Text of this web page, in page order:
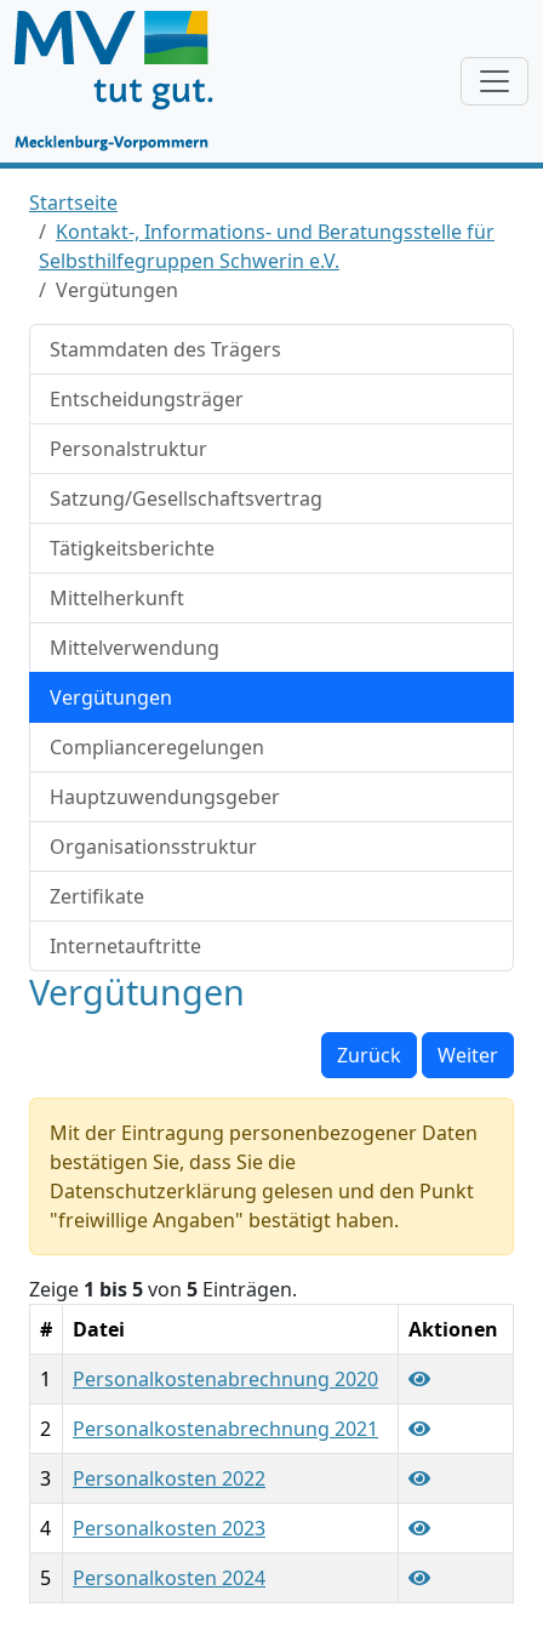
Startseite
Kontakt-, Informations- und Beratungsstelle für
Selbsthilfegruppen Schwerin e.V.
Vergütungen
Stammdaten des Trägers
Entscheidungsträger
Personalstruktur
Satzung/Gesellschaftsvertrag
Tätigkeitsberichte
Mittelherkunft
Mittelverwendung
Vergütungen
Complianceregelungen
Hauptzuwendungsgeber
Organisationsstruktur
Zertifikate
Internetauftritte
Vergütungen
Zurück Weiter
Mit der Eintragung personenbezogener Daten
bestätigen Sie, dass Sie die
Datenschutzerklärung gelesen und den Punkt
"freiwillige Angaben" bestätigt haben.
Zeige 1 bis 5von 5 Einträgen.
#
Datei
Aktionen
1
Personalkostenabrechnung 2020
2
Personalkostenabrechnung 2021
3
Personalkosten 2022
4
Personalkosten 2023
5
Personalkosten 2024